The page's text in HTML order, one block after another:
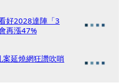
好2028達陣「3
再漲47%
延燒網狂讚吹哨